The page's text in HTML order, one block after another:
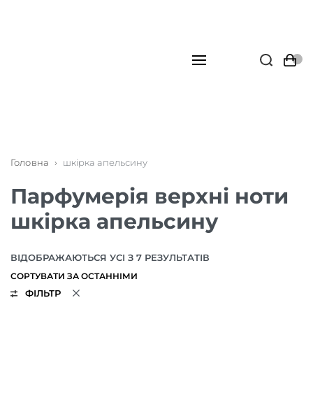
Головна › шкірка апельсину
Парфумерія верхні ноти
шкірка апельсину
ВІДОБРАЖАЮТЬСЯ УСІ З 7 РЕЗУЛЬТАТІВ
ФІЛЬТР